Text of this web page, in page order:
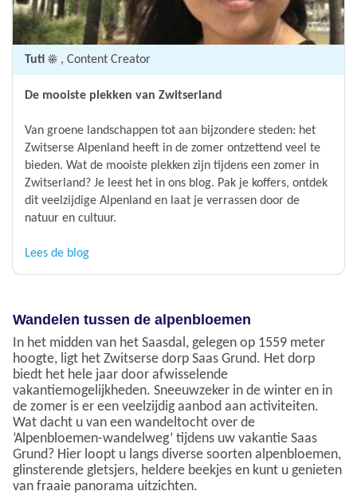
Tuti ☀️ , Content Creator
De mooiste plekken van Zwitserland
Van groene landschappen tot aan bijzondere steden: het
Zwitserse Alpenland heeft in de zomer ontzettend veel te
bieden. Wat de mooiste plekken zijn tijdens een zomer in
Zwitserland? Je leest het in ons blog. Pak je koffers, ontdek
dit veelzijdige Alpenland en laat je verrassen door de
natuur en cultuur.
Lees de blog
Wandelen tussen de alpenbloemen
In het midden van het Saasdal, gelegen op 1559 meter
hoogte, ligt het Zwitserse dorp Saas Grund. Het dorp
biedt het hele jaar door afwisselende
vakantiemogelijkheden. Sneeuwzeker in de winter en in
de zomer is er een veelzijdig aanbod aan activiteiten.
Wat dacht u van een wandeltocht over de
‘Alpenbloemen-wandelweg’ tijdens uw vakantie Saas
Grund? Hier loopt u langs diverse soorten alpenbloemen,
glinsterende gletsjers, heldere beekjes en kunt u genieten
van fraaie panorama uitzichten.